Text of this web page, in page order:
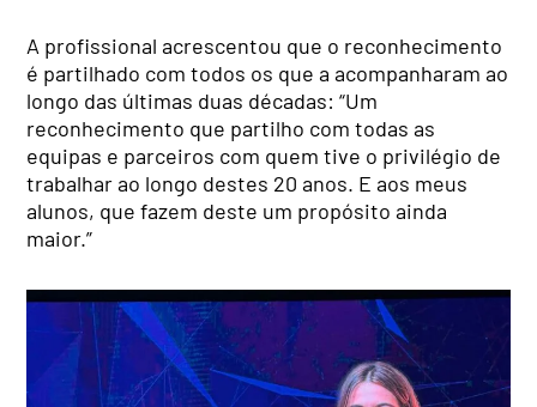
A profissional acrescentou que o reconhecimento
é partilhado com todos os que a acompanharam ao
longo das últimas duas décadas: “Um
reconhecimento que partilho com todas as
equipas e parceiros com quem tive o privilégio de
trabalhar ao longo destes 20 anos. E aos meus
alunos, que fazem deste um propósito ainda
maior.”